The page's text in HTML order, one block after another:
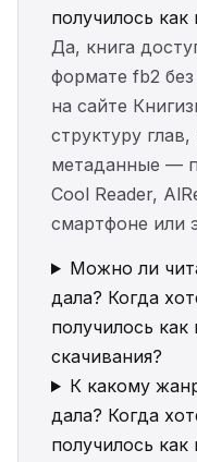
получилось как
Да, книга
формате fb2
на сайте
структуру
метаданные —
Cool Reader,
смартфоне или
Можно ли
дала? Когда
получилось как
скачивания?
К какому
дала? Когда
получилось как